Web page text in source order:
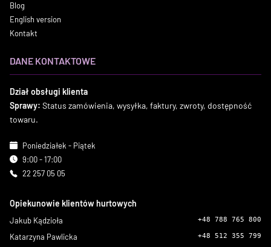
Blog
English version
Kontakt
DANE KONTAKTOWE
Dział obsługi klienta
Sprawy: Status zamówienia, wysyłka, faktury, zwroty, dostępność
towaru.
Poniedziałek - Piątek
9:00 - 17:00
22 257 05 05
Opiekunowie klientów hurtowych
Jakub Kądzioła +48 788 765 800
Katarzyna Pawlicka +48 512 355 799